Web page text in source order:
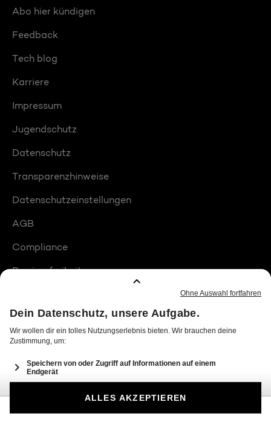
Abo hier kündigen
Feedback
Tech blog
Karriere
Impressum
Jugendschutz
Datenschutz
Transparenzhinweise
Datenschutzeinstellungen
AGB
Compliance
Barrierefreiheit